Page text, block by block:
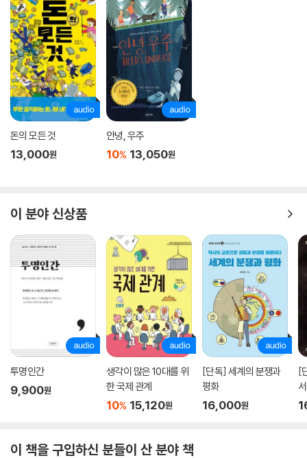
인류의 역사는 곧 전염병의 역사
지금까지 우리는 역사를 다룰 때 엄밀히 말해서 ‘인간에 의한’ 역사만 살펴
보았다 해도 과언이 아니다. ‘인간적인’ 활동만 역사를 형성하는 데 유의미
하고 다른 것은 부차적인 요소로 치부했다. 하지만 지구의 전체 역사에서
인간이 거주한 시기는 한 점에 지나지 않는다. 더군다나 지구상에는 인간
외적 요소까지 총체적으로 살펴봐야 한다. 이런 의미에서 전염병을 역사의
무대 위로 다시 올려놓는 작업은 매우 뜻깊다고 하겠다.
려면 인류의 역사를 알아야 한다. 나아가 인류의 미래를 대비하고 예측하
총체적인 국면과 맞물려 있는 ‘역사적 현상’이기 때문이다.
이 책에서 저자는 전염병이 어떻게 세계사를 뒤바꿔놓았는지 적나라하게
묘사한다. 실크로드를 따라 아시아에서 유럽으로 전파된 천연두는 거대한
서로마제국을 멸망시킨 결정적 원인 가운데 하나가 되었다. 바닷길을 통해
전파된 페스트도 동로마제국을 쇠락의 길로 접어들게 했다. 유라시아에서
대제국을 건설한 몽골제국은 의도치 않게 중국에서 발생한 흑사병을 유럽
에 퍼뜨렸다. 흑사병은 십자군전쟁과 함께 중세 교회를 붕괴시키고 근대라
는 새로운 시대를 열어젖힌 직접적인 원인이 되었다. 아메리카 식민지 개
척 시대에는 아프로-유라시아에서 유럽인 개척자나 아프리카 원주민(노
예)과 함께 건너간 온갖 전염병으로 아메리카 원주민이 멸종되었다고 한
돈의 모든 것
13,000원
안녕, 우주
10% 13,050원
이 분야 신상품
투명인간
9,900원
생각이 많은 10대를 위
한 국제 관계
10% 15,120원
[단독] 세계의 분쟁과
평화
16,000원
[
이 책을 구입하신 분들이 산 분야 책